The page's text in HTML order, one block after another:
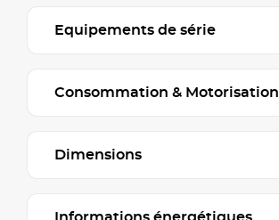
Equipements de série
Consommation & Motorisation
Dimensions
Informations énergétiques